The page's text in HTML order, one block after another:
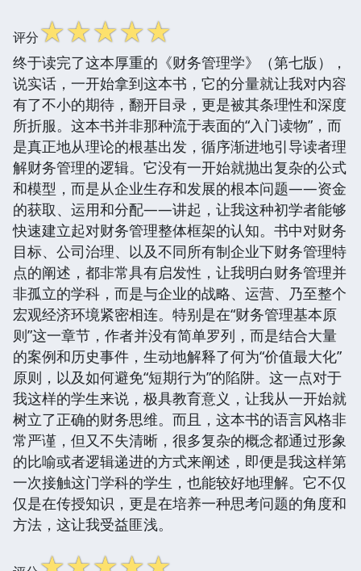
评分☆☆☆☆☆
终于读完了这本厚重的《财务管理学》（第七版），
说实话，一开始拿到这本书，它的分量就让我对内容
有了不小的期待，翻开目录，更是被其条理性和深度
所折服。这本书并非那种流于表面的“入门读物”，而
是真正地从理论的根基出发，循序渐进地引导读者理
解财务管理的逻辑。它没有一开始就抛出复杂的公式
和模型，而是从企业生存和发展的根本问题——资金
的获取、运用和分配——讲起，让我这种初学者能够
快速建立起对财务管理整体框架的认知。书中对财务
目标、公司治理、以及不同所有制企业下财务管理特
点的阐述，都非常具有启发性，让我明白财务管理并
非孤立的学科，而是与企业的战略、运营、乃至整个
宏观经济环境紧密相连。特别是在“财务管理基本原
则”这一章节，作者并没有简单罗列，而是结合大量
的案例和历史事件，生动地解释了何为“价值最大化”
原则，以及如何避免“短期行为”的陷阱。这一点对于
我这样的学生来说，极具教育意义，让我从一开始就
树立了正确的财务思维。而且，这本书的语言风格非
常严谨，但又不失清晰，很多复杂的概念都通过形象
的比喻或者逻辑递进的方式来阐述，即便是我这样第
一次接触这门学科的学生，也能较好地理解。它不仅
仅是在传授知识，更是在培养一种思考问题的角度和
方法，这让我受益匪浅。